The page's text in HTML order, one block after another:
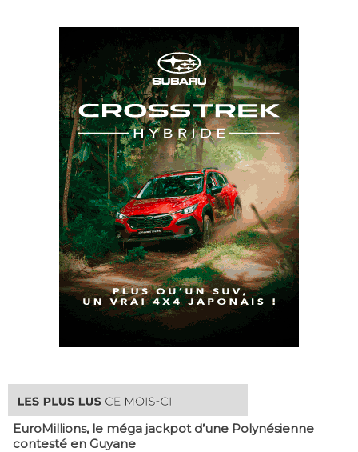
EuroMillions, ​le méga jackpot d’une Polynésienne
contesté en Guyane